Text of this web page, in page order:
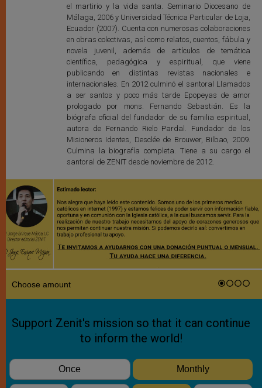
el martirio y la vida santa. Seminario Diocesano de
Málaga, 2006 y Universidad Técnica Particular de Loja,
Ecuador (2007). Cuenta con numerosas colaboraciones
en obras colectivas, así como relatos, cuentos, fábula y
novela juvenil, además de artículos de temática
científica, pedagógica y espiritual, que viene
publicando en distintas revistas nacionales e
internacionales. En 2012 culminó el santoral Llamados
a ser santos y poco más tarde Epopeyas de amor
prologado por mons. Fernando Sebastián. Es la
biógrafa oficial del fundador de su familia espiritual,
autora de Fernando Rielo Pardal. Fundador de los
Misioneros Identes, Desclée de Brouwer, Bilbao, 2009.
Culmina la biografía completa. Tiene a su cargo el
santoral de ZENIT desde noviembre de 2012.